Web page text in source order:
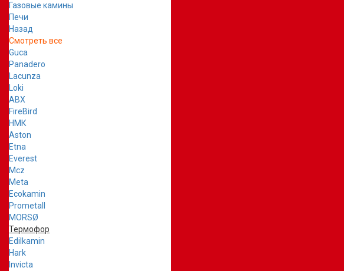
Газовые камины
Печи
Назад
Смотреть все
Guca
Panadero
Lacunza
Loki
ABX
FireBird
НМК
Aston
Etna
Everest
Mcz
Meta
Ecokamin
Prometall
MORSØ
Термофор
Edilkamin
Hark
Invicta